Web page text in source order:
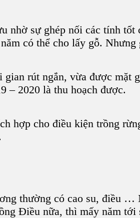
sự ghép nối các tính
có thể cho lấy gỗ.
rút ngắn, vừa được mặt
– 2020 là thu hoạch được.
hợp cho điều kiện trồng
thường có cao su, điều
Điều nữa, thì mấy năm tới